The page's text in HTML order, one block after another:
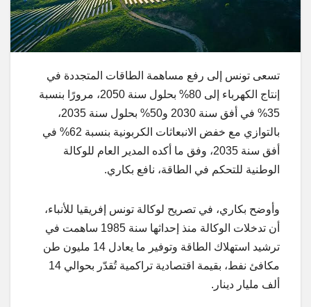
تسعى تونس إلى رفع مساهمة الطاقات المتجددة في
إنتاج الكهرباء إلى 80% بحلول سنة 2050، مرورًا بنسبة
35% في أفق سنة 2030 و50% بحلول سنة 2035،
بالتوازي مع خفض الانبعاثات الكربونية بنسبة 62% في
أفق سنة 2035، وفق ما أكده المدير العام للوكالة
الوطنية للتحكم في الطاقة، نافع بكاري.
وأوضح بكاري، في تصريح لوكالة تونس إفريقيا للأنباء،
أن تدخلات الوكالة منذ إحداثها سنة 1985 ساهمت في
ترشيد استهلاك الطاقة وتوفير ما يعادل 14 مليون طن
مكافئ نفط، بقيمة اقتصادية تراكمية تُقدّر بحوالي 14
ألف مليار دينار.